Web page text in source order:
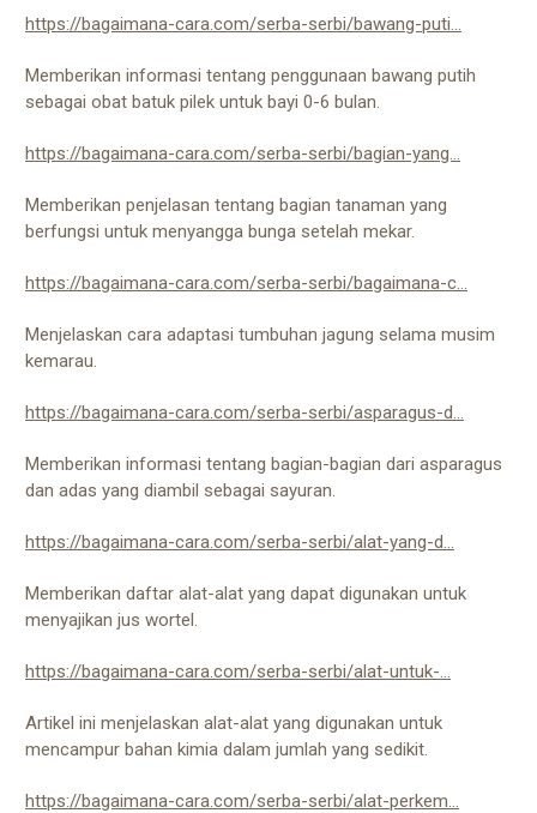
https://bagaimana-cara.com/serba-serbi/bawang-puti...
Memberikan informasi tentang penggunaan bawang putih
sebagai obat batuk pilek untuk bayi 0-6 bulan.
https://bagaimana-cara.com/serba-serbi/bagian-yang...
Memberikan penjelasan tentang bagian tanaman yang
berfungsi untuk menyangga bunga setelah mekar.
https://bagaimana-cara.com/serba-serbi/bagaimana-c...
Menjelaskan cara adaptasi tumbuhan jagung selama musim
kemarau.
https://bagaimana-cara.com/serba-serbi/asparagus-d...
Memberikan informasi tentang bagian-bagian dari asparagus
dan adas yang diambil sebagai sayuran.
https://bagaimana-cara.com/serba-serbi/alat-yang-d...
Memberikan daftar alat-alat yang dapat digunakan untuk
menyajikan jus wortel.
https://bagaimana-cara.com/serba-serbi/alat-untuk-...
Artikel ini menjelaskan alat-alat yang digunakan untuk
mencampur bahan kimia dalam jumlah yang sedikit.
https://bagaimana-cara.com/serba-serbi/alat-perkem...